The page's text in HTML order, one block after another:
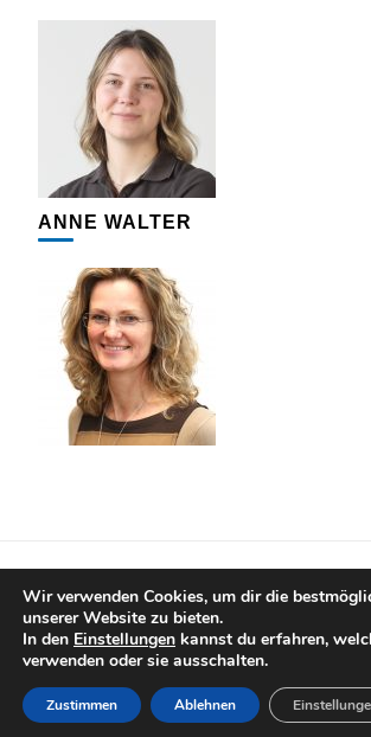
ANNE WALTER
© Copyright 2020 ZWÖNITZER
vorbehalten. Bereitgestellt durch
von WordPress
IMPRESSUM
Wir verwenden Cookies, um dir die
unserer Website zu bieten.
In den Einstellungen kannst du erfahren,
verwenden oder sie ausschalten.
Zustimmen Ablehnen